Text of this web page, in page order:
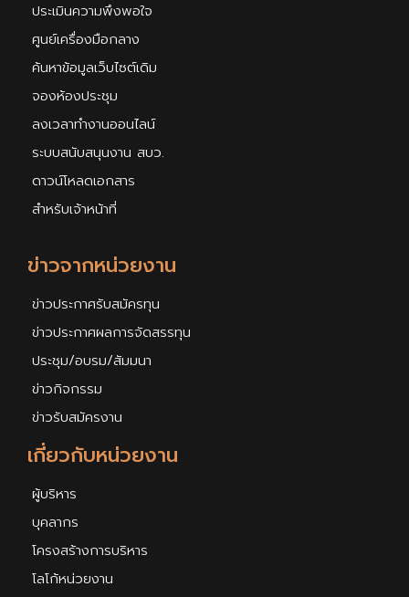
เกี่ยวกับหน่วยงาน
ผู้บริหาร
บุคลากร
โครงสร้างการบริหาร
โลโก้หน่วยงาน
ข่าวจากหน่วยงาน
ข่าวประกาศรับสมัครทุน
ข่าวประกาศผลการจัดสรรทุน
ประชุม/อบรม/สัมมนา
ข่าวกิจกรรม
ข่าวรับสมัครงาน
ประเมินความพึงพอใจ
ศูนย์เครื่องมือกลาง
ค้นหาข้อมูลเว็บไซต์เดิม
จองห้องประชุม
ลงเวลาทำงานออนไลน์
ระบบสนับสนุนงาน สบว.
ดาวน์โหลดเอกสาร
สำหรับเจ้าหน้าที่